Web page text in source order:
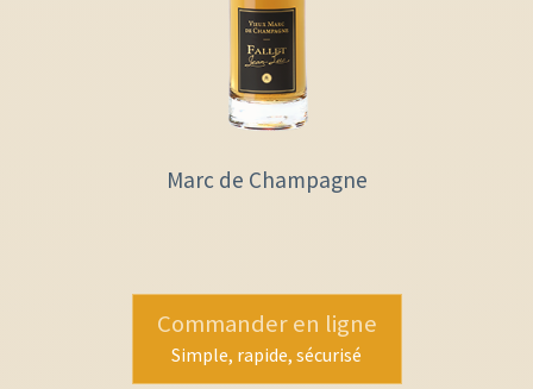
Marc de Champagne
Commander en ligne
Simple, rapide, sécurisé